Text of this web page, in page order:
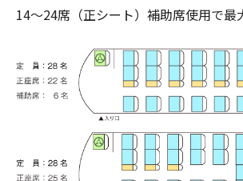
14～24席（正シート）補助席使用で最